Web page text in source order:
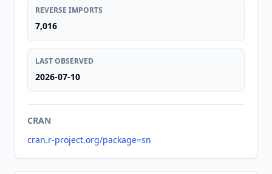
REVERSE IMPORTS
7,016
LAST OBSERVED
2026-07-10
CRAN
cran.r-project.org/package=sn